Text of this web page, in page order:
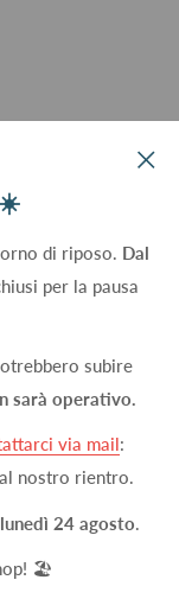
☀️
di riposo. Dal
per la pausa
subire
sarà operativo.
via mail:
nostro rientro.
lunedì 24 agosto
🏖️